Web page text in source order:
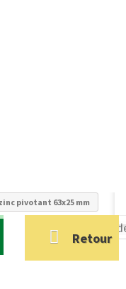
pivotant 63x25 mm
Retour